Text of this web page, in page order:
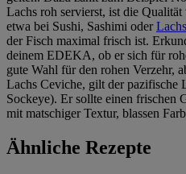
Lachs roh servierst, ist die
etwa bei Sushi, Sashimi oder
der Fisch maximal frisch ist.
deinem EDEKA, ob er sich für
gute Wahl für den rohen Verzehr,
Lachs Ceviche, gilt der pazifische
Sockeye). Er sollte einen frischen
mit matschiger Textur, blassen
Ähnliche Rezepte